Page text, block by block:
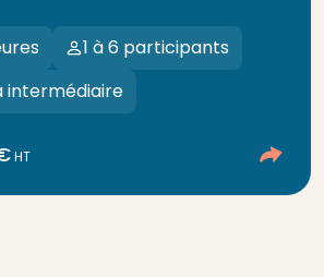
1 à 6 participants
intermédiaire
HT